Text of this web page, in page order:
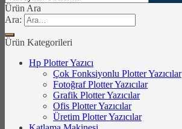
Ürün Ara
Ara:
Ürün Kategorileri
Hp Plotter Yazıcı
Çok Fonksiyonlu Plotter Yazıcılar
Fotoğraf Plotter Yazıcılar
Grafik Plotter Yazıcılar
Ofis Plotter Yazıcılar
Üretim Plotter Yazıcılar